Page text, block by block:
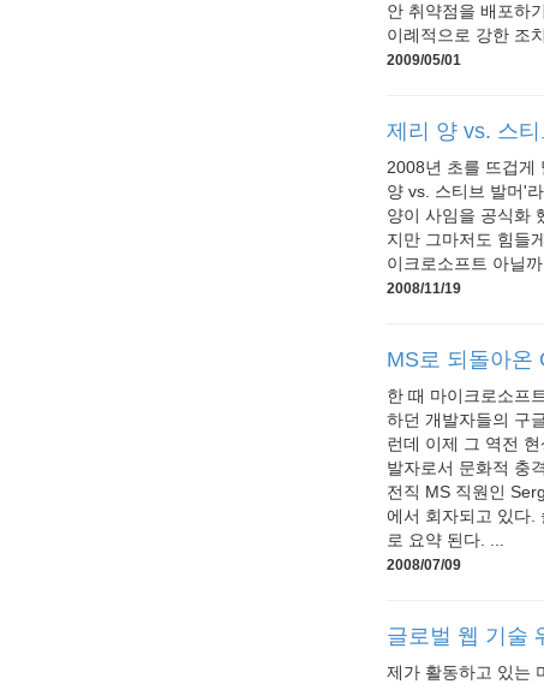
안 취약점을 배포하
이례적으로 강한 조
2009/05/01
제리 양 vs. 스티
2008년 초를 뜨겁게
양 vs. 스티브 발머'
양이 사임을 공식화
지만 그마저도 힘들
이크로소프트 아닐까
2008/11/19
MS로 되돌아온
한 때 마이크로소프
하던 개발자들의 구
런데 이제 그 역전
발자로서 문화적 충
전직 MS 직원인
에서 회자되고 있다.
로 요약 된다. ...
2008/07/09
글로벌 웹 기술
제가 활동하고 있는